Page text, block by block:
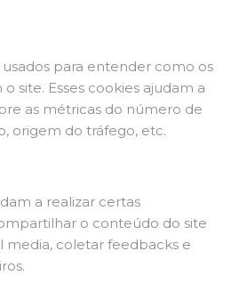
usados para entender como os
site. Esses cookies ajudam a
as métricas do número de
origem do tráfego, etc.
a realizar certas
o conteúdo do site
media, coletar feedbacks e